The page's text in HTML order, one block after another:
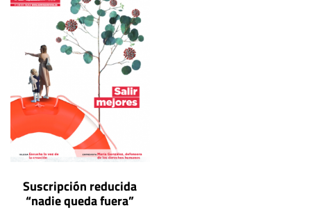
Suscripción reducida
“nadie queda fuera”